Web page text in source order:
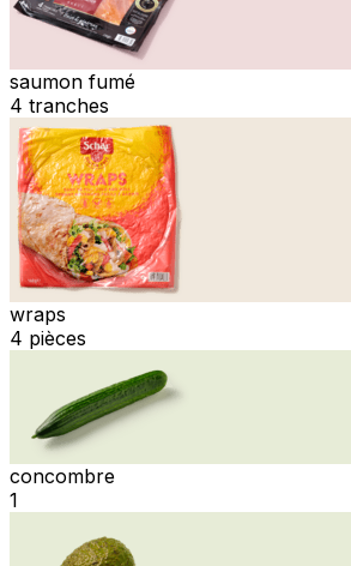
saumon fumé
4 tranches
wraps
4 pièces
concombre
1